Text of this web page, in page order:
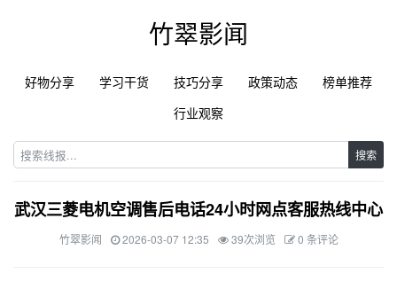
竹翠影闻
好物分享 学习干货 技巧分享 政策动态
榜单推荐
行业观察
搜索
武汉三菱电机空调售后电话24小时网点客服热线中心
竹翠影闻 2026-03-07 12:35 39次浏览 0 条评论